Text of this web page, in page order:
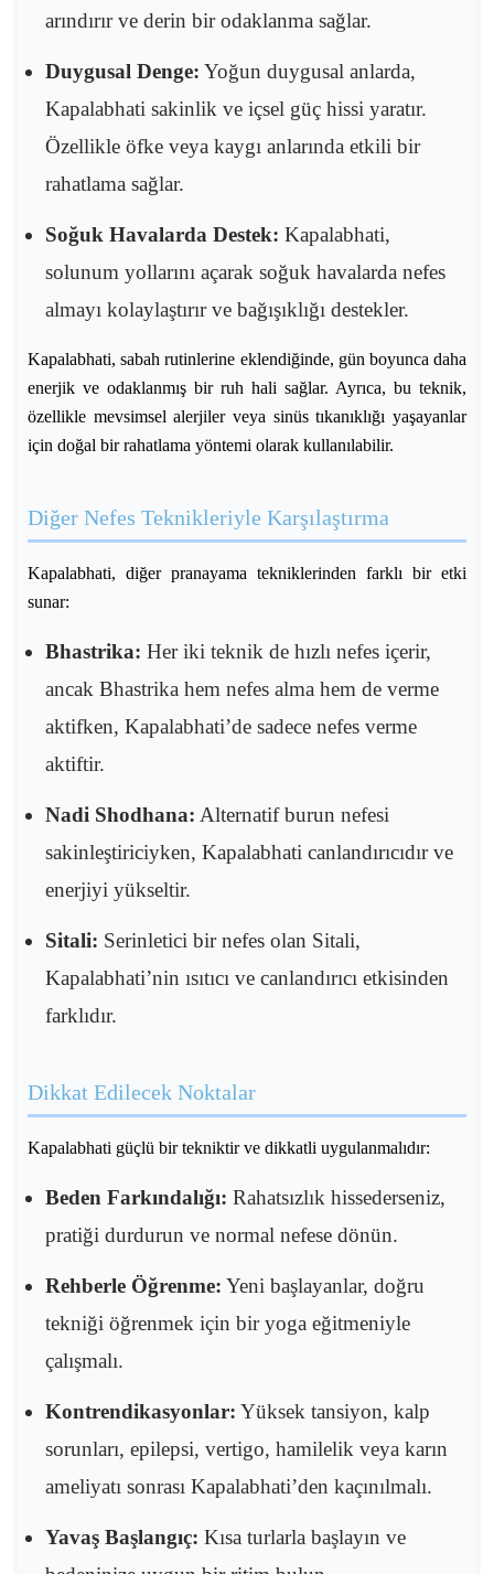
arındırır ve derin bir odaklanma sağlar.
Duygusal Denge: Yoğun duygusal anlarda,
Kapalabhati sakinlik ve içsel güç hissi yaratır.
Özellikle öfke veya kaygı anlarında etkili bir
rahatlama sağlar.
Soğuk Havalarda Destek: Kapalabhati,
solunum yollarını açarak soğuk havalarda nefes
almayı kolaylaştırır ve bağışıklığı destekler.
Kapalabhati, sabah rutinlerine eklendiğinde, gün boyunca daha
enerjik ve odaklanmış bir ruh hali sağlar. Ayrıca, bu teknik,
özellikle mevsimsel alerjiler veya sinüs tıkanıklığı yaşayanlar
için doğal bir rahatlama yöntemi olarak kullanılabilir.
Diğer Nefes Teknikleriyle Karşılaştırma
Kapalabhati, diğer pranayama tekniklerinden farklı bir etki
sunar:
Bhastrika: Her iki teknik de hızlı nefes içerir,
ancak Bhastrika hem nefes alma hem de verme
aktifken, Kapalabhati’de sadece nefes verme
aktiftir.
Nadi Shodhana: Alternatif burun nefesi
sakinleştiriciyken, Kapalabhati canlandırıcıdır ve
enerjiyi yükseltir.
Sitali: Serinletici bir nefes olan Sitali,
Kapalabhati’nin ısıtıcı ve canlandırıcı etkisinden
farklıdır.
Dikkat Edilecek Noktalar
Kapalabhati güçlü bir tekniktir ve dikkatli uygulanmalıdır:
Beden Farkındalığı: Rahatsızlık hissederseniz,
pratiği durdurun ve normal nefese dönün.
Rehberle Öğrenme: Yeni başlayanlar, doğru
tekniği öğrenmek için bir yoga eğitmeniyle
çalışmalı.
Kontrendikasyonlar: Yüksek tansiyon, kalp
sorunları, epilepsi, vertigo, hamilelik veya karın
ameliyatı sonrası Kapalabhati’den kaçınılmalı.
Yavaş Başlangıç: Kısa turlarla başlayın ve